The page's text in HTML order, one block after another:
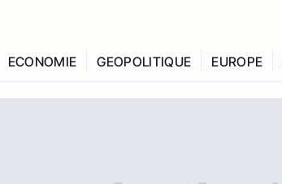
ECONOMIE GEOPOLITIQUE EUROPE